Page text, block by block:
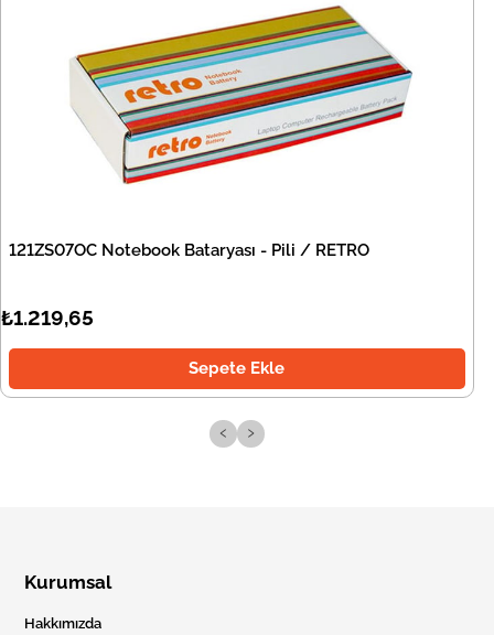
121ZS07OC Notebook Bataryası - Pili / RETRO
₺1.219,65
Sepete Ekle
‹ ›
Kurumsal
Hakkımızda